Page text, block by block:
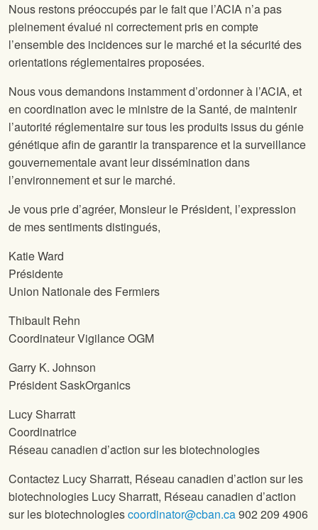
Nous restons préoccupés par le fait que l’ACIA n’a pas
pleinement évalué ni correctement pris en compte
l’ensemble des incidences sur le marché et la sécurité des
orientations réglementaires proposées.
Nous vous demandons instamment d’ordonner à l’ACIA, et
en coordination avec le ministre de la Santé, de maintenir
l’autorité réglementaire sur tous les produits issus du génie
génétique afin de garantir la transparence et la surveillance
gouvernementale avant leur dissémination dans
l’environnement et sur le marché.
Je vous prie d’agréer, Monsieur le Président, l’expression
de mes sentiments distingués,
Katie Ward
Présidente
Union Nationale des Fermiers
Thibault Rehn
Coordinateur Vigilance OGM
Garry K. Johnson
Président SaskOrganics
Lucy Sharratt
Coordinatrice
Réseau canadien d’action sur les biotechnologies
Contactez Lucy Sharratt, Réseau canadien d’action sur les
biotechnologies Lucy Sharratt, Réseau canadien d’action
sur les biotechnologiescoordinator@cban.ca902 209 4906